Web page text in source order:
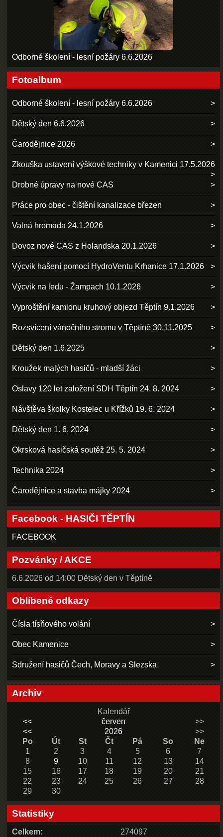
Odborné školení - lesní požáry 6.6.2026
Fotoalbum
Odborné školení - lesní požáry 6.6.2026
Dětský den 6.6.2026
Čarodějnice 2026
Zkouška ustavení výškové techniky v Kamenici 17.5.2026
Drobné úpravy na nové CAS
Práce pro obec - čištění kanalizace březen
Valná hromada 24.1.2026
Dovoz nové CAS z Holandska 20.1.2026
Výcvik hašení pomocí HydroVentu Krhanice 17.1.2026
Výcvik na ledu - Žampach 10.1.2026
Vyproštění kamionu kruhový objezd Těptín 9.1.2026
Rozsvícení vánočního stromu v Těptíně 30.11.2025
Dětský den 1.6.2025
Kroužek malých hasičů - mladší žáci
Oslavy 120 let založení SDH Těptín 24. 8. 2024
Návštěva školky Kostelec u Křížků 19. 6. 2024
Dětský den 1. 6. 2024
Okrsková hasičská soutěž 25. 5. 2024
Technika 2024
Čarodějnice a stavba májky 2024
Facebook - HASIČI TĚPTÍN
FACEBOOK
Pozvánky / AKCE
6.6.2026 od 14:00 Dětský den v Těptíně
Oblíbené odkazy
Čísla tísňového volání
Obec Kamenice
Sdružení hasičů Čech, Moravy a Slezska
Archiv
Kalendář
<<
červen
>>
<<
2026
>>
Po
Út St Čt Pá So
Ne
1
2 3 4 5 6
7
8
9 10 11 12 13
14
15
16 17 18 19 20
21
22
23 24 25 26 27
28
29
30
Statistiky
Celkem: 274097